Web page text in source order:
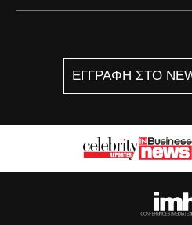
ΕΓΓΡΑΦΗ ΣΤΟ